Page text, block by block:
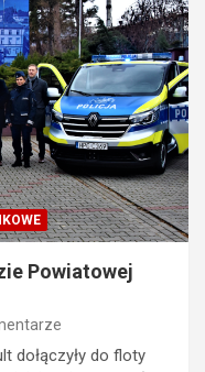
Powiatowej
dołączyły do floty